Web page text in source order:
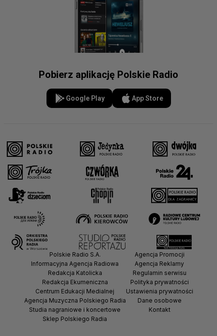
Pobierz aplikację Polskie Radio
Google Play App Store
Polskie Radio S.A.
Informacyjna Agencja Radiowa
Redakcja Katolicka
Redakcja Ekumeniczna
Centrum Edukacji Medialnej
Agencja Muzyczna Polskiego Radia
Studia nagraniowe i koncertowe
Sklep Polskiego Radia
Agencja Promocji
Agencja Reklamy
Regulamin serwisu
Polityka prywatności
Ustawienia prywatności
Dane osobowe
Kontakt